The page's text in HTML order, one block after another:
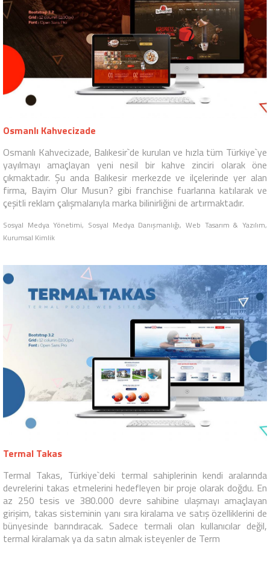
Osmanlı Kahvecizade
Osmanlı Kahvecizade, Balıkesir`de kurulan ve hızla tüm Türkiye`ye
yayılmayı amaçlayan yeni nesil bir kahve zinciri olarak öne
çıkmaktadır. Şu anda Balıkesir merkezde ve ilçelerinde yer alan
firma, Bayim Olur Musun? gibi franchise fuarlarına katılarak ve
çeşitli reklam çalışmalarıyla marka bilinirliğini de artırmaktadır.
Sosyal Medya Yönetimi, Sosyal Medya Danışmanlığı, Web Tasarım & Yazılım,
Kurumsal Kimlik
Termal Takas
Termal Takas, Türkiye`deki termal sahiplerinin kendi aralarında
devrelerini takas etmelerini hedefleyen bir proje olarak doğdu. En
az 250 tesis ve 380.000 devre sahibine ulaşmayı amaçlayan
girişim, takas sisteminin yanı sıra kiralama ve satış özelliklerini de
bünyesinde barındıracak. Sadece termali olan kullanıcılar değil,
termal kiralamak ya da satın almak isteyenler de Term